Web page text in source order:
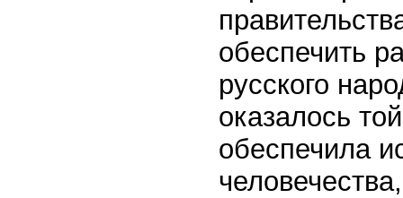
обеспечить
русского
оказалось
обеспечила